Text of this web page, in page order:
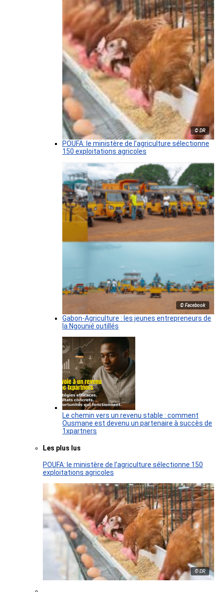
© DR
POUFA: le ministère de l’agriculture sélectionne
150 exploitations agricoles
© Facebook
Gabon-Agriculture : les jeunes entrepreneurs de
la Ngounié outillés
Le chemin vers un revenu stable : comment
Ousmane est devenu un partenaire à succès de
1xpartners
Les plus lus
POUFA: le ministère de l’agriculture sélectionne 150
exploitations agricoles
© DR